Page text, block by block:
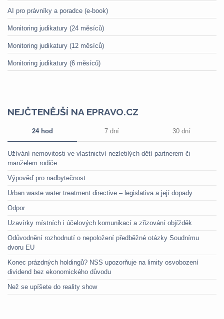
AI pro právníky a poradce (e-book)
Monitoring judikatury (24 měsíců)
Monitoring judikatury (12 měsíců)
Monitoring judikatury (6 měsíců)
NEJČTENĚJŠÍ NA EPRAVO.CZ
24 hod 7 dní 30 dní
Užívání nemovitosti ve vlastnictví nezletilých dětí partnerem či
manželem rodiče
Výpověď pro nadbytečnost
Urban waste water treatment directive – legislativa a její dopady
Odpor
Uzavírky místních i účelových komunikací a zřizování objížděk
Odůvodnění rozhodnutí o nepoložení předběžné otázky Soudnímu
dvoru EU
Konec prázdných holdingů? NSS upozorňuje na limity osvobození
dividend bez ekonomického důvodu
Než se upíšete do reality show